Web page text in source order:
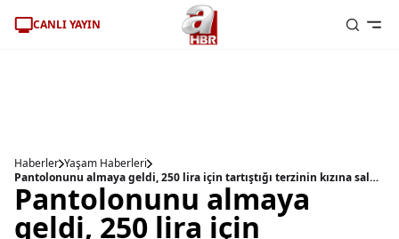
CANLI YAYIN
Haberler Yaşam Haberleri
Pantolonunu almaya geldi, 250 lira için tartıştığı terzinin kızına saldırdı
Pantolonunu almaya
geldi, 250 lira için